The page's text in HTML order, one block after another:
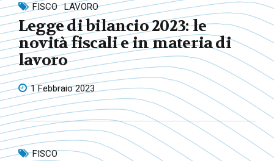
FISCO LAVORO
Legge di bilancio 2023: le
novità fiscali e in materia di
lavoro
1 Febbraio 2023
FISCO